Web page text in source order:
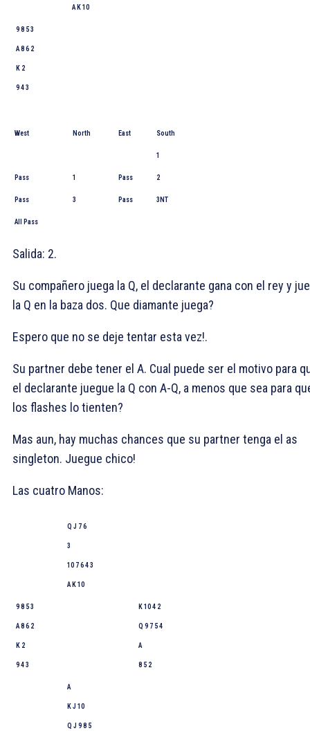
A K 10
9 8 5 3
A 8 6 2
K 2
9 4 3
West North East South
1
Pass 1 Pass 2
Pass 3 Pass 3NT
All Pass
Salida: 2.
Su compañero juega la Q, el declarante gana con el rey y
la Q en la baza dos. Que diamante juega?
Espero que no se deje tentar esta vez!.
Su partner debe tener el A. Cual puede ser el motivo para
el declarante juegue la Q con A-Q, a menos que sea para
los flashes lo tienten?
Mas aun, hay muchas chances que su partner tenga el as
singleton. Juegue chico!
Las cuatro Manos:
Q J 7 6
3
10 7 6 4 3
A K 10
9 8 5 3
A 8 6 2
K 2
9 4 3
K 10 4 2
Q 9 7 5 4
A
8 5 2
A
K J 10
Q J 9 8 5